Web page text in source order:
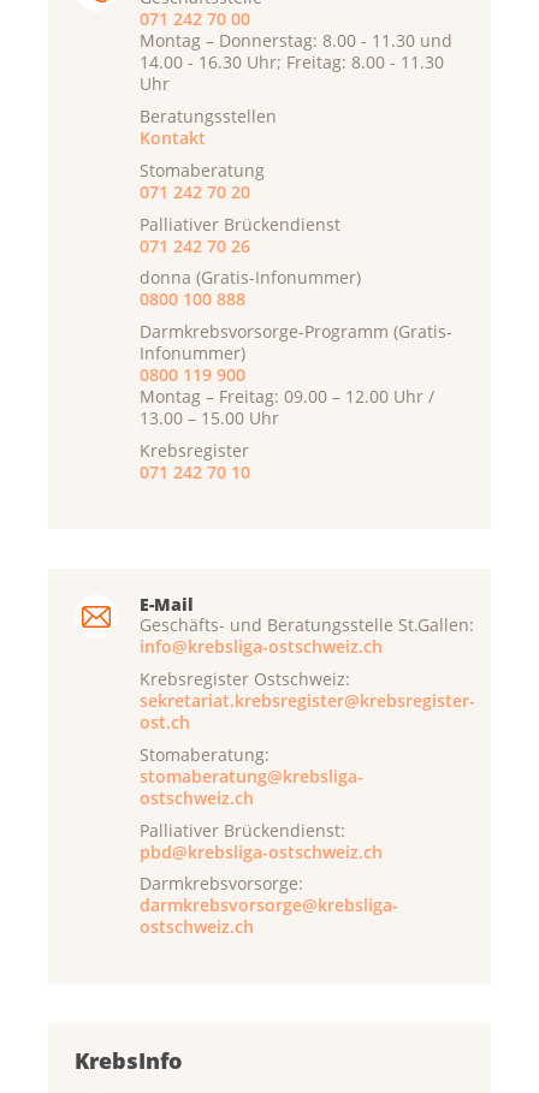
071 242 70 00
Montag – Donnerstag: 8.00 - 11.30 und
14.00 - 16.30 Uhr; Freitag: 8.00 - 11.30
Uhr
Beratungsstellen
Kontakt
Stomaberatung
071 242 70 20
Palliativer Brückendienst
071 242 70 26
donna (Gratis-Infonummer)
0800 100 888
Darmkrebsvorsorge-Programm (Gratis-
Infonummer)
0800 119 900
Montag – Freitag: 09.00 – 12.00 Uhr /
13.00 – 15.00 Uhr
Krebsregister
071 242 70 10
E-Mail
Geschäfts- und Beratungsstelle St.Gallen:
info@krebsliga-ostschweiz.ch
Krebsregister Ostschweiz:
sekretariat.krebsregister@krebsregister-
ost.ch
Stomaberatung:
stomaberatung@krebsliga-
ostschweiz.ch
Palliativer Brückendienst:
pbd@krebsliga-ostschweiz.ch
Darmkrebsvorsorge:
darmkrebsvorsorge@krebsliga-
ostschweiz.ch
KrebsInfo